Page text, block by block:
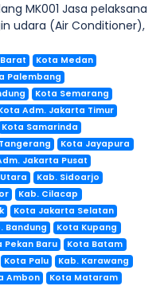
MK001 Jasa pelaksana
udara (Air Conditioner),
Kota Medan
Palembang
Kota Semarang
Adm. Jakarta Timur
Kota Samarinda
Kota Jayapura
Jakarta Pusat
Kab. Sidoarjo
Kab. Cilacap
Kota Jakarta Selatan
Bandung
Kota Kupang
Pekan Baru
Kota Batam
Kota Palu
Kab. Karawang
Ambon
Kota Mataram